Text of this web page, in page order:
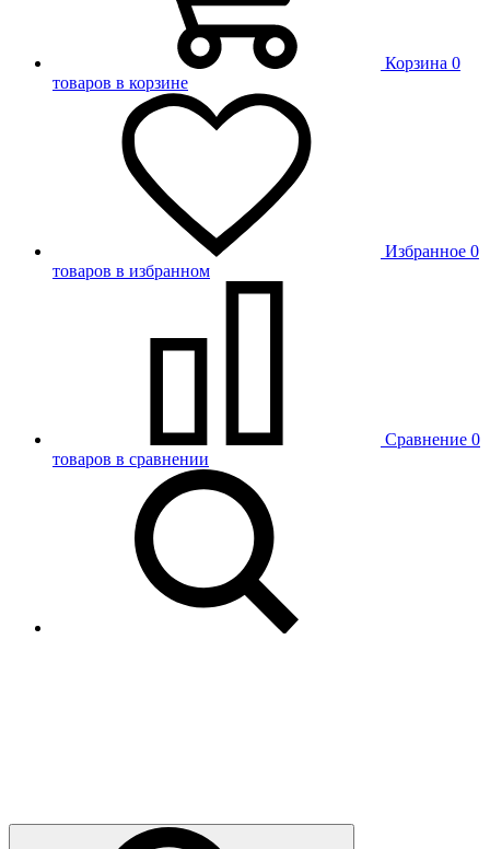
Корзина 0
товаров в корзине
Избранное 0
товаров в избранном
Сравнение 0
товаров в сравнении